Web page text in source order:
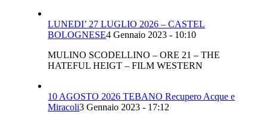
LUNEDI’ 27 LUGLIO 2026 – CASTEL
BOLOGNESE4 Gennaio 2023 - 10:10
MULINO SCODELLINO – ORE 21 – THE
HATEFUL HEIGT – FILM WESTERN
10 AGOSTO 2026 TEBANO Recupero Acque e
Miracoli3 Gennaio 2023 - 17:12